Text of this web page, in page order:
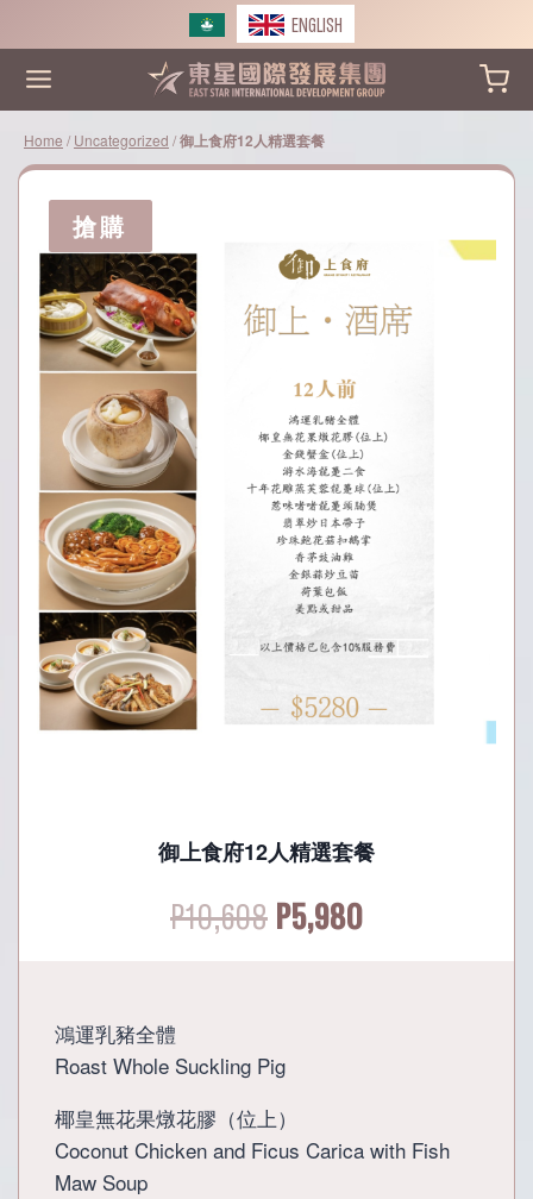
to
content
ENGLISH
Home / Uncategorized /御上食府12人精選套餐
搶購
御上食府12人精選套餐
P10,608 Original
P10,608.
P5,980Current
鴻運乳豬全體
Roast Whole Suckling Pig
椰皇無花果燉花膠（位上）
Coconut Chicken and Ficus Carica with Fish
Maw Soup